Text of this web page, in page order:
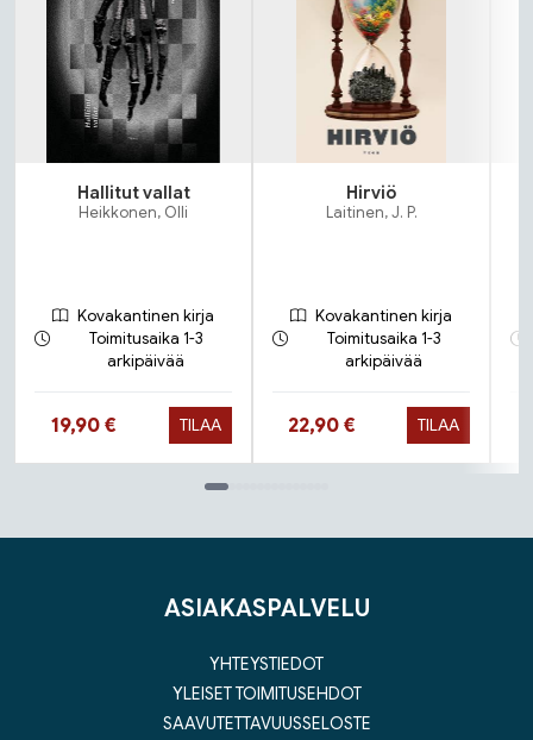
Hallitut vallat
Heikkonen, Olli
Kovakantinen kirja
Toimitusaika 1-3
arkipäivää
Hinta nyt
19,90 € TILAA
Hirviö
Laitinen, J. P.
Kovakantinen kirja
Toimitusaika 1-3
arkipäivää
Hinta nyt
22,90 € TILAA
ASIAKASPALVELU
YHTEYSTIEDOT
YLEISET TOIMITUSEHDOT
SAAVUTETTAVUUSSELOSTE